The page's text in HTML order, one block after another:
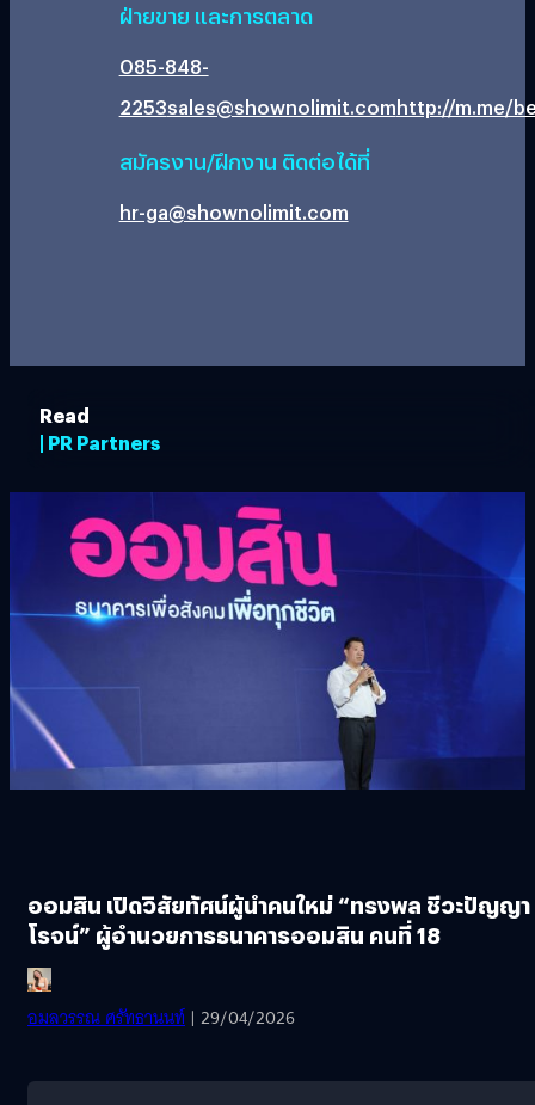
ฝ่ายขาย และการตลาด
085-848-
2253sales@shownolimit.comhttp://m.me/
สมัครงาน/ฝึกงาน ติดต่อได้ที่
hr-ga@shownolimit.com
Read
| PR Partners
ออมสิน เปิดวิสัยทัศน์ผู้นำคนใหม่ “ทรงพล ชีวะปัญญา
โรจน์” ผู้อำนวยการธนาคารออมสิน คนที่ 18
อมลวรรณ ศรัทธานนท์ | 29/04/2026